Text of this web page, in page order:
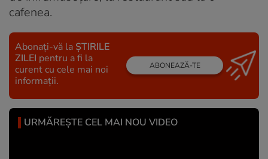
cafenea.
Abonați-vă la ȘTIRILE
ZILEI pentru a fi la
curent cu cele mai noi
informații.
ABONEAZĂ-TE
URMĂREȘTE CEL MAI NOU VIDEO